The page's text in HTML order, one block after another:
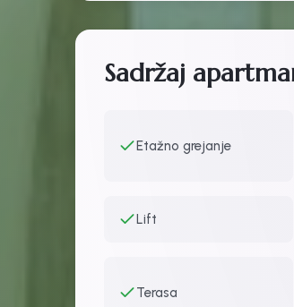
Sadržaj
Etažno grejanje
Lift
Terasa